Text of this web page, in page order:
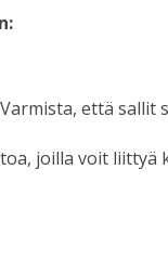
että
joilla voit liittyä